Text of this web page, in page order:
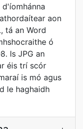
aon
tá an Word
ó
Is JPG an
éis trí scór
is mó agus
le haghaidh